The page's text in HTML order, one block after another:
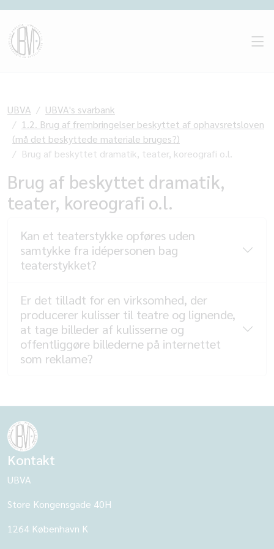
UBVA
UBVA's svarbank
1.2. Brug af frembringelser beskyttet af ophavsretsloven
(må det beskyttede materiale bruges?)
Brug af beskyttet dramatik, teater, koreografi o.l.
Brug af beskyttet dramatik,
teater, koreografi o.l.
Kan et teaterstykke opføres uden
samtykke fra idépersonen bag
teaterstykket?
Er det tilladt for en virksomhed, der
producerer kulisser til teatre og lignende,
at tage billeder af kulisserne og
offentliggøre billederne på internettet
som reklame?
Kontakt
UBVA
Store Kongensgade 40H
1264 København K